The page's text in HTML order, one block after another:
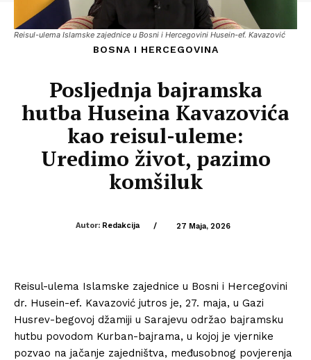
Reisul-ulema Islamske zajednice u Bosni i Hercegovini Husein-ef. Kavazović
BOSNA I HERCEGOVINA
Posljednja bajramska
hutba Huseina Kavazovića
kao reisul-uleme:
Uredimo život, pazimo
komšiluk
Autor: Redakcija / 27 Maja, 2026
Reisul-ulema Islamske zajednice u Bosni i Hercegovini
dr. Husein-ef. Kavazović jutros je, 27. maja, u Gazi
Husrev-begovoj džamiji u Sarajevu održao bajramsku
hutbu povodom Kurban-bajrama, u kojoj je vjernike
pozvao na jačanje zajedništva, međusobnog povjerenja